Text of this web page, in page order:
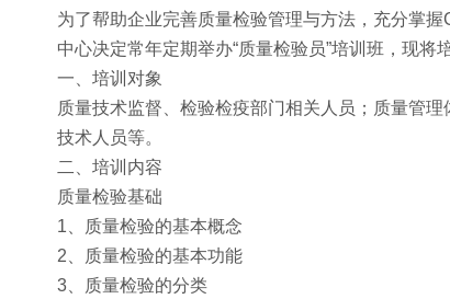
为了帮助企业完善质量检验管理与方法，充分掌
中心决定常年定期举办“质量检验员”培训班，现将
一、培训对象
质量技术监督、检验检疫部门相关人员；质量管
技术人员等。
二、培训内容
质量检验基础
1、质量检验的基本概念
2、质量检验的基本功能
3、质量检验的分类